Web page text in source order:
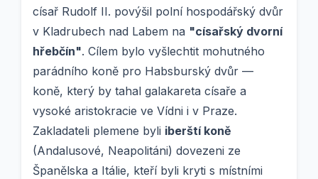
císař Rudolf II. povýšil polní hospodářský dvůr
v Kladrubech nad Labem na "císařský dvorní
hřebčín". Cílem bylo vyšlechtit mohutného
parádního koně pro Habsburský dvůr —
koně, který by tahal galakareta císaře a
vysoké aristokracie ve Vídni i v Praze.
Zakladateli plemene byli iberští koně
(Andalusové, Neapolitáni) dovezeni ze
Španělska a Itálie, kteří byli kryti s místními